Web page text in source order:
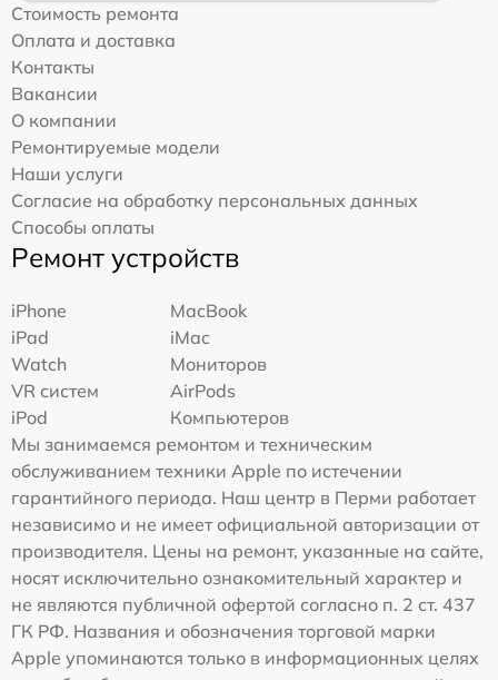
Стоимость ремонта
Оплата и доставка
Контакты
Вакансии
О компании
Ремонтируемые модели
Наши услуги
Согласие на обработку персональных данных
Способы оплаты
Ремонт устройств
iPhone
MacBook
iPad
iMac
Watch
Мониторов
VR систем
AirPods
iPod
Компьютеров
Мы занимаемся ремонтом и техническим
обслуживанием техники Apple по истечении
гарантийного периода. Наш центр в Перми работает
независимо и не имеет официальной авторизации от
производителя. Цены на ремонт, указанные на сайте,
носят исключительно ознакомительный характер и
не являются публичной офертой согласно п. 2 ст. 437
ГК РФ. Названия и обозначения торговой марки
Apple упоминаются только в информационных целях